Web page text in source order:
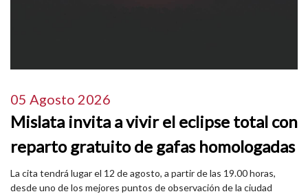
05 Agosto 2026
Mislata invita a vivir el eclipse total con
reparto gratuito de gafas homologadas
La cita tendrá lugar el 12 de agosto, a partir de las 19.00 horas,
desde uno de los mejores puntos de observación de la ciudad